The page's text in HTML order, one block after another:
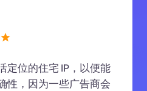
定位的住宅 IP，以便能
性，因为一些广告商会